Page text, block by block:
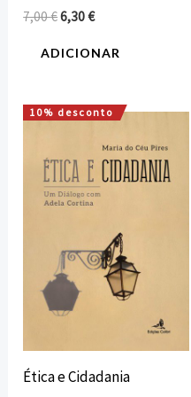
7,00€6,30€
ADICIONAR
10% desconto
Ética e Cidadania
O
original
era:
15,00 €.
O
atual
é:
13,50 €.